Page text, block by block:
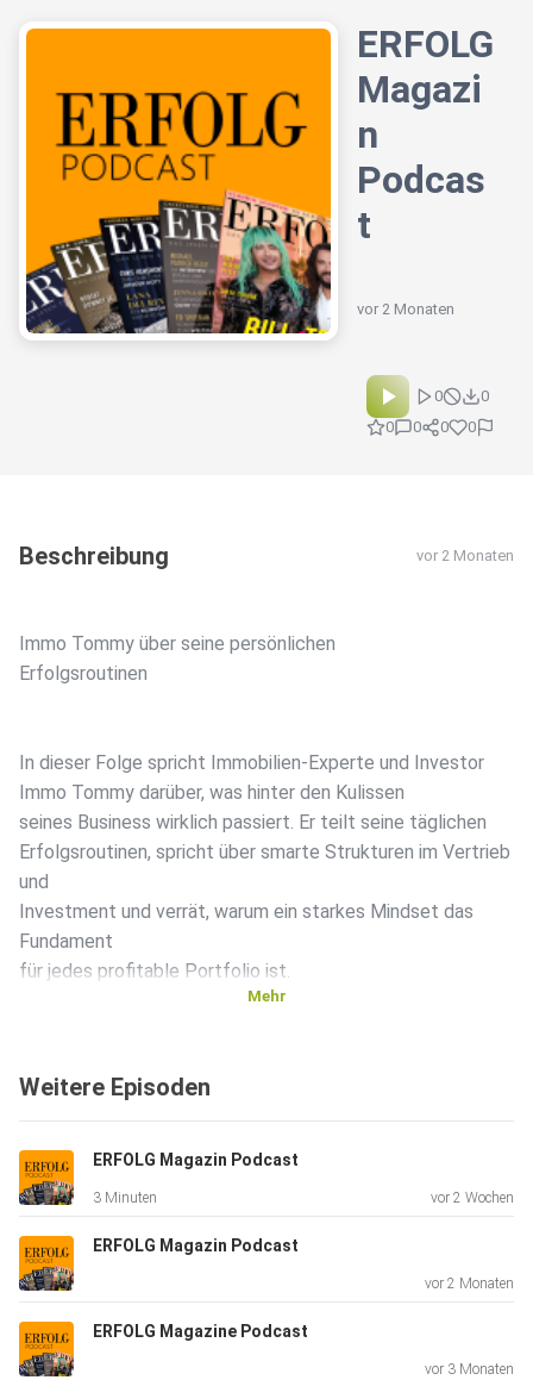
ERFOLG
Magazi
n
Podcas
t
vor 2 Monaten
0
0
0
0 0 0
Beschreibung vor 2 Monaten
Immo Tommy über seine persönlichen
Erfolgsroutinen
In dieser Folge spricht Immobilien-Experte und Investor
Immo Tommy darüber, was hinter den Kulissen
seines Business wirklich passiert. Er teilt seine täglichen
Erfolgsroutinen, spricht über smarte Strukturen im Vertrieb
und
Investment und verrät, warum ein starkes Mindset das
Fundament
für jedes profitable Portfolio ist.
die
braucht.
Kurz. Klar. Auf den Punkt.
Jetzt reinhören – überall, wo es Podcasts gibt.
Mehr
Weitere Episoden
ERFOLG Magazin Podcast
3 Minuten vor 2 Wochen
ERFOLG Magazin Podcast
vor 2 Monaten
ERFOLG Magazine Podcast
vor 3 Monaten